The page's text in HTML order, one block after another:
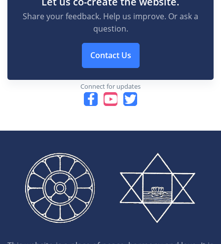
Share your feedback. Help us improve. Or ask a
question.
Contact Us
Connect for updates